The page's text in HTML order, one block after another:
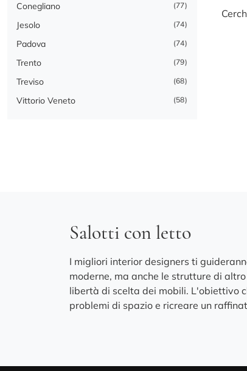
Conegliano 77
Jesolo 74
Padova 74
Trento 79
Treviso 68
Vittorio Veneto 58
Salotti con letto
I migliori interior designers ti
moderne, ma anche le strutture di
libertà di scelta dei mobili. L'obiettivo
problemi di spazio e ricreare un